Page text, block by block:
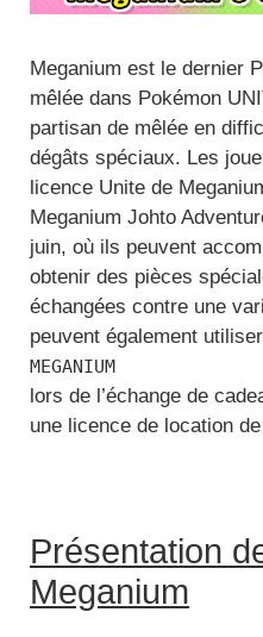
Meganium est le dernier
mêlée dans Pokémon
partisan de mêlée en
dégâts spéciaux. Les
licence Unite de
Meganium Johto
juin, où ils peuvent
obtenir des pièces
échangées contre une
peuvent également
MEGANIUM
lors de l’échange de
une licence de location
Présentation
Meganium